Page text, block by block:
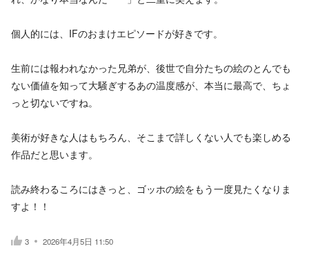
個人的には、IFのおまけエピソードが好きです。
生前には報われなかった兄弟が、後世で自分たちの絵のとんでも
ない価値を知って大騒ぎするあの温度感が、本当に最高で、ちょ
っと切ないですね。
美術が好きな人はもちろん、そこまで詳しくない人でも楽しめる
作品だと思います。
読み終わるころにはきっと、ゴッホの絵をもう一度見たくなりま
すよ！！
3 2026年4月5日 11:50